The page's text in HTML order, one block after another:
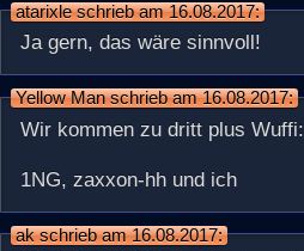
atarixle schrieb am 16.08.2017:
Ja gern, das wäre sinnvoll!
Yellow Man schrieb am 16.08.2017:
Wir kommen zu dritt plus Wuffi:
1NG, zaxxon-hh und ich
ak schrieb am 16.08.2017: